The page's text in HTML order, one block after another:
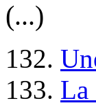
(...)
132.
133. La